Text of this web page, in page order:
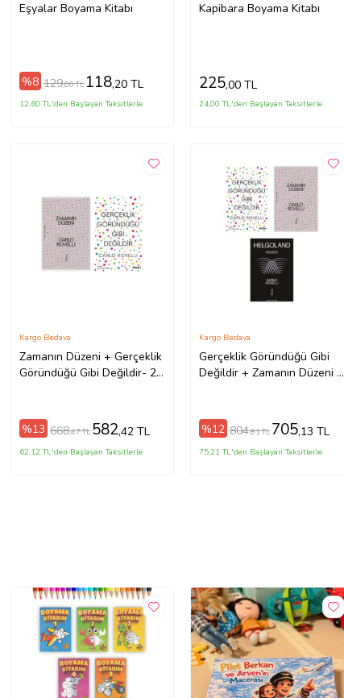
Eşyalar Boyama Kitabı
%8 129,00 TL 118,20 TL
12,60 TL'den Başlayan Taksitlerle
Kapibara Boyama Kitabı
225,00 TL
24,00 TL'den Başlayan Taksitlerle
Zamanın Düzeni + Gerçeklik
Göründüğü Gibi Değildir- 2
Kargo Bedava
%13 668,47 TL 582,42 TL
62,12 TL'den Başlayan Taksitlerle
Gerçeklik Göründüğü Gibi
Değildir + Zamanın Düzeni +
Kargo Bedava
%12 804,81 TL 705,13 TL
75,21 TL'den Başlayan Taksitlerle